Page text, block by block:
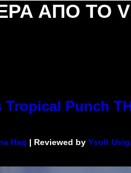
ΑΠΌ ΤΟ
Tropical Punch
Haq | Reviewed by Ysolt